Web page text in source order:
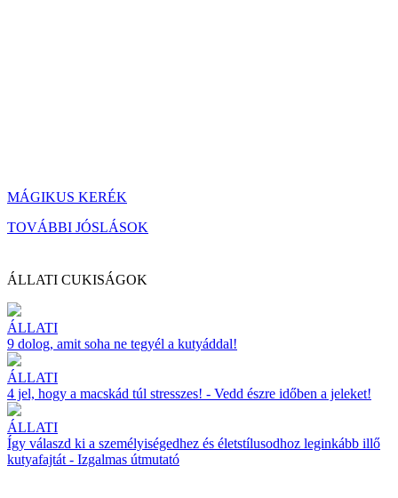
MÁGIKUS KERÉK
TOVÁBBI JÓSLÁSOK
ÁLLATI CUKISÁGOK
ÁLLATI
9 dolog, amit soha ne tegyél a kutyáddal!
ÁLLATI
4 jel, hogy a macskád túl stresszes! - Vedd észre időben a jeleket!
ÁLLATI
Így válaszd ki a személyiségedhez és életstílusodhoz leginkább illő
kutyafajtát - Izgalmas útmutató